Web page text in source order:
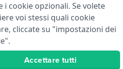
a € 50
i cookie opzionali. Se volete
voi stessi quali cookie
cliccate su "impostazioni dei
Accettare tutti